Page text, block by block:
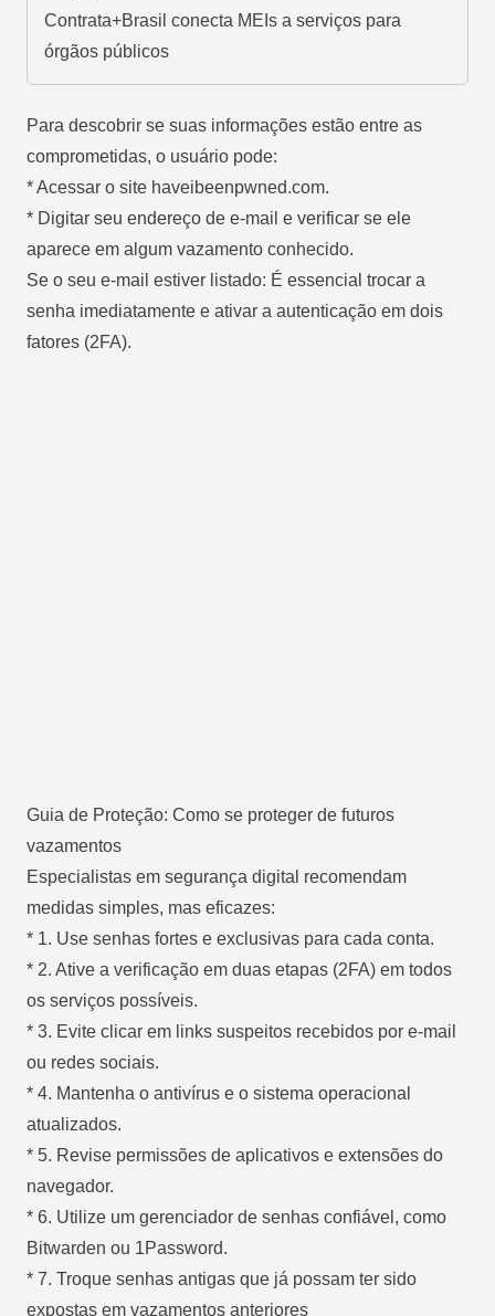
Contrata+Brasil conecta MEIs a serviços para
órgãos públicos
Para descobrir se suas informações estão entre as
comprometidas, o usuário pode:
* Acessar o site haveibeenpwned.com.
* Digitar seu endereço de e-mail e verificar se ele
aparece em algum vazamento conhecido.
Se o seu e-mail estiver listado: É essencial trocar a
senha imediatamente e ativar a autenticação em dois
fatores (2FA).
Guia de Proteção: Como se proteger de futuros
vazamentos
Especialistas em segurança digital recomendam
medidas simples, mas eficazes:
* 1. Use senhas fortes e exclusivas para cada conta.
* 2. Ative a verificação em duas etapas (2FA) em todos
os serviços possíveis.
* 3. Evite clicar em links suspeitos recebidos por e-mail
ou redes sociais.
* 4. Mantenha o antivírus e o sistema operacional
atualizados.
* 5. Revise permissões de aplicativos e extensões do
navegador.
* 6. Utilize um gerenciador de senhas confiável, como
Bitwarden ou 1Password.
* 7. Troque senhas antigas que já possam ter sido
expostas em vazamentos anteriores